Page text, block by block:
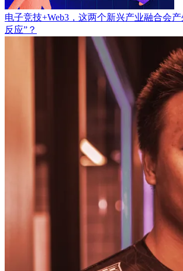
电子竞技+Web3，这两个新兴产业融合会
反应”？